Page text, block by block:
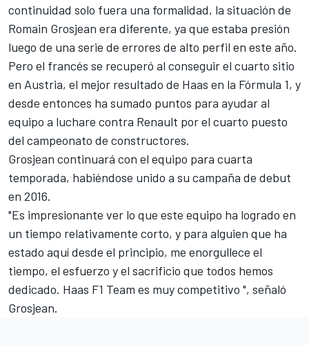
continuidad solo fuera una formalidad, la situación de
Romain Grosjean era diferente, ya que estaba presión
luego de una serie de errores de alto perfil en este año.
Pero el francés se recuperó al conseguir el cuarto sitio
en Austria, el mejor resultado de Haas en la Fórmula 1, y
desde entonces ha sumado puntos para ayudar al
equipo a luchare contra Renault por el cuarto puesto
del campeonato de constructores.
Grosjean continuará con el equipo para cuarta
temporada, habiéndose unido a su campaña de debut
en 2016.
"Es impresionante ver lo que este equipo ha logrado en
un tiempo relativamente corto, y para alguien que ha
estado aquí desde el principio, me enorgullece el
tiempo, el esfuerzo y el sacrificio que todos hemos
dedicado. Haas F1 Team es muy competitivo ", señaló
Grosjean.